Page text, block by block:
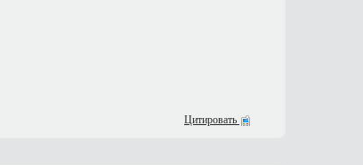
Цитировать